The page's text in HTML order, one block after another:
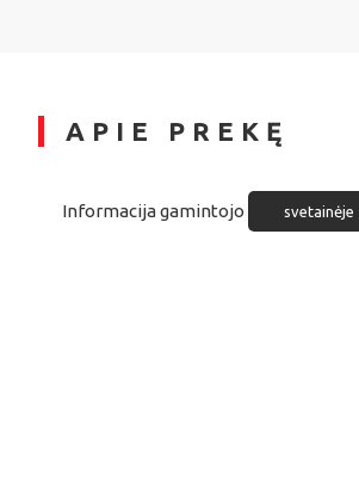
APIE PREKĘ
Informacija gamintojo svetainėje